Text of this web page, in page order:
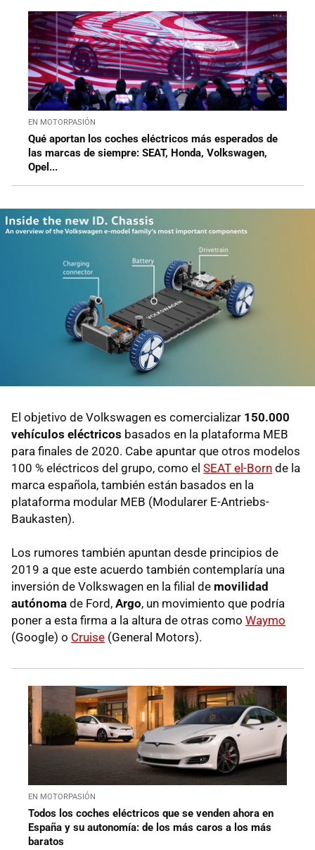
EN MOTORPASIÓN
Qué aportan los coches eléctricos más esperados de
las marcas de siempre: SEAT, Honda, Volkswagen,
Opel...
El objetivo de Volkswagen es comercializar 150.000
vehículos eléctricos basados en la plataforma MEB
para finales de 2020. Cabe apuntar que otros modelos
100 % eléctricos del grupo, como el SEAT el-Born de la
marca española, también están basados en la
plataforma modular MEB (Modularer E-Antriebs-
Baukasten).
Los rumores también apuntan desde principios de
2019 a que este acuerdo también contemplaría una
inversión de Volkswagen en la filial de movilidad
autónoma de Ford, Argo, un movimiento que podría
poner a esta firma a la altura de otras como Waymo
(Google) o Cruise (General Motors).
EN MOTORPASIÓN
Todos los coches eléctricos que se venden ahora en
España y su autonomía: de los más caros a los más
baratos